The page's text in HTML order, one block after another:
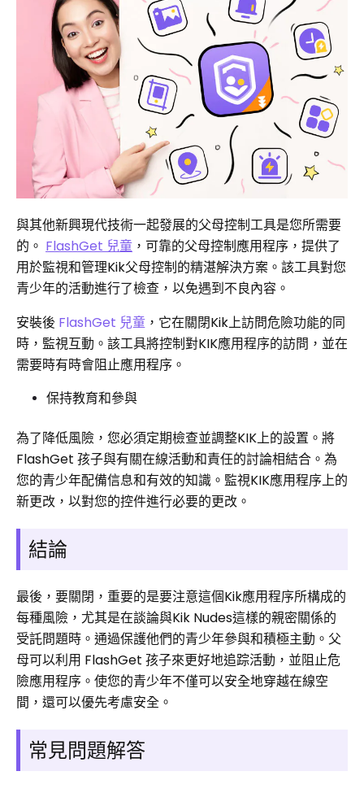
與其他新興現代技術一起發展的父母控制工具是您所需要
的。 FlashGet 兒童 ，可靠的父母控制應用程序，提供了
用於監視和管理Kik父母控制的精湛解決方案。該工具對您
青少年的活動進行了檢查，以免遇到不良內容。
安裝後 FlashGet 兒童 ，它在關閉Kik上訪問危險功能的同
時，監視互動。該工具將控制對KIK應用程序的訪問，並在
需要時有時會阻止應用程序。
保持教育和參與
為了降低風險，您必須定期檢查並調整KIK上的設置。將
FlashGet 孩子與有關在線活動和責任的討論相結合。為
您的青少年配備信息和有效的知識。監視KIK應用程序上的
新更改，以對您的控件進行必要的更改。
結論
最後，要關閉，重要的是要注意這個Kik應用程序所構成的
每種風險，尤其是在談論與Kik Nudes這樣的親密關係的
受託問題時。通過保護他們的青少年參與和積極主動。父
母可以利用 FlashGet 孩子來更好地追踪活動，並阻止危
險應用程序。使您的青少年不僅可以安全地穿越在線空
間，還可以優先考慮安全。
常見問題解答